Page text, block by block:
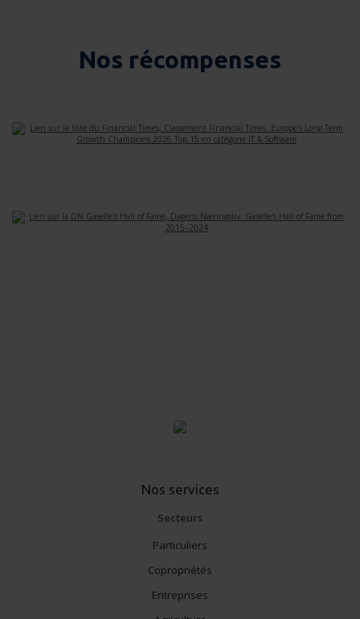
Nos récompenses
Nos services
Secteurs
Particuliers
Copropriétés
Entreprises